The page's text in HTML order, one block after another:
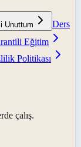
Unuttum
Ders
Eğitim
Politikası
çalış.